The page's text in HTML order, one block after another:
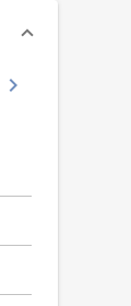
keyboard_arrow_right